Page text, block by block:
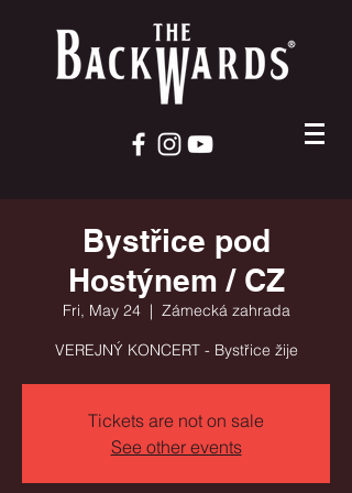
Bystřice pod
Hostýnem / CZ
Fri, May 24
  |
Zámecká zahrada
VEREJNÝ KONCERT - Bystřice žije
Tickets are not on sale
See other events